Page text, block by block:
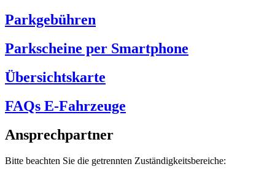
Parkgebühren
Parkscheine per Smartphone
Übersichtskarte
FAQs E-Fahrzeuge
Ansprechpartner
Bitte beachten Sie die getrennten Zuständigkeitsbereiche: